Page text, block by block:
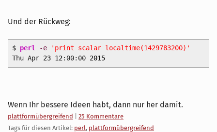
Und der Rückweg:
$ perl -e
'print scalar localtime(1429783200)'
Thu Apr 23 12:00:00 2015
Wenn Ihr bessere Ideen habt, dann nur her damit.
Kategorien:
plattformübergreifend
25 Kommentare
Tags für diesen Artikel: perl, plattformübergreifend